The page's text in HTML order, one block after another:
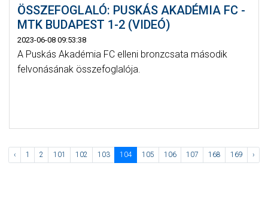
ÖSSZEFOGLALÓ: PUSKÁS AKADÉMIA FC -
MTK BUDAPEST 1-2 (VIDEÓ)
2023-06-08 09:53:38
A Puskás Akadémia FC elleni bronzcsata második
felvonásának összefoglalója.
‹ 1 2 101 102 103 104 105 106 107 168 169 ›